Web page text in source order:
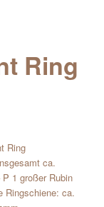
Ring
Ring
ca.
1 großer Rubin
Ringschiene: ca.